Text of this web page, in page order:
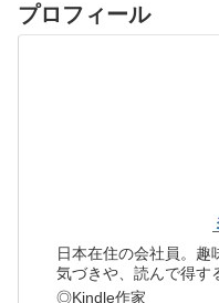
プロフィール
日本在住の会社員。趣
気づきや、読んで得す
◎Kindle作家